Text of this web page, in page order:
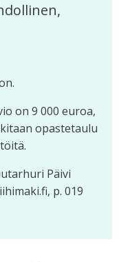
on 9 000 euroa,
opastetaulu
Päivi
p. 019